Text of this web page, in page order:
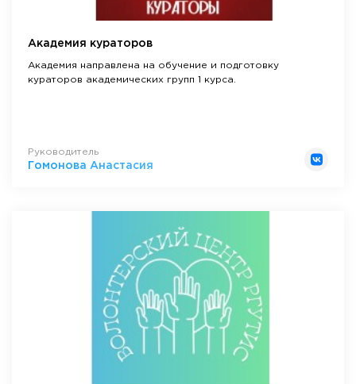
Академия кураторов
Академия направлена на обучение и подготовку
кураторов академических групп 1 курса.
Руководитель
Гомонова Анастасия